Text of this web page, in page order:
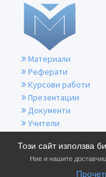
Този сайт използва
Ние и нашите
Материали
Реферати
Курсови работи
Презентации
Документи
Учители
Общи условия
Политика за
Политика за